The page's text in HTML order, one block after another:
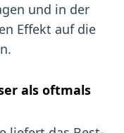
und in der
Effekt auf die
als oftmals